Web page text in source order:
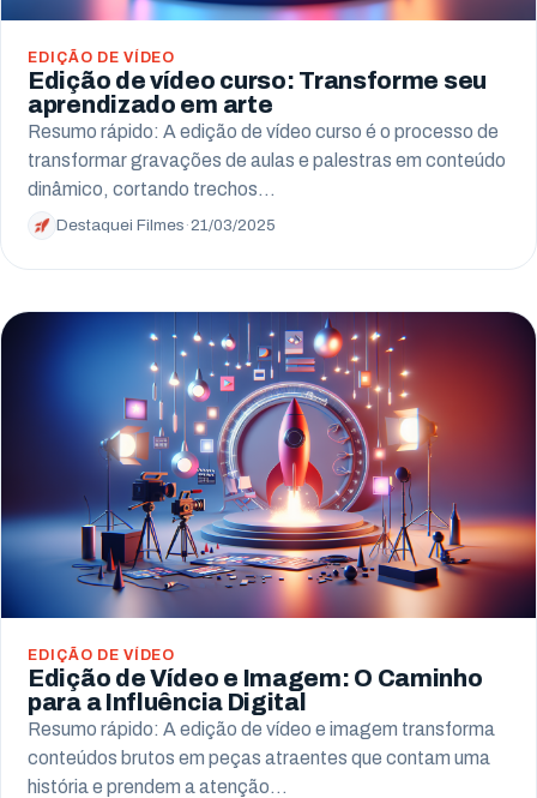
EDIÇÃO DE VÍDEO
Edição de vídeo curso: Transforme seu
aprendizado em arte
Resumo rápido: A edição de vídeo curso é o processo de
transformar gravações de aulas e palestras em conteúdo
dinâmico, cortando trechos…
Destaquei Filmes ·21/03/2025
EDIÇÃO DE VÍDEO
Edição de Vídeo e Imagem: O Caminho
para a Influência Digital
Resumo rápido: A edição de vídeo e imagem transforma
conteúdos brutos em peças atraentes que contam uma
história e prendem a atenção…